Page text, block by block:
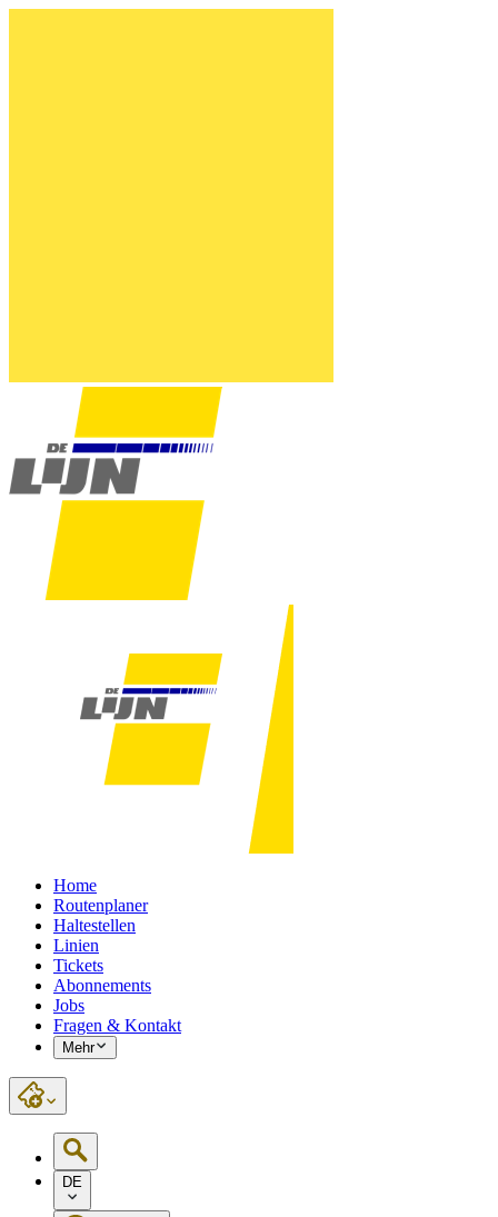
Home
Routenplaner
Haltestellen
Linien
Tickets
Abonnements
Jobs
Fragen & Kontakt
Mehr
DE